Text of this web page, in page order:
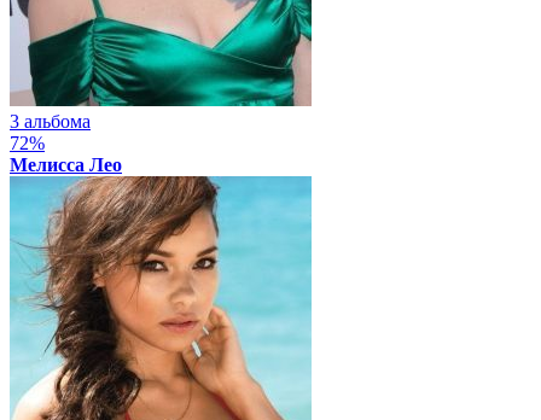
3 альбома
72%
Мелисса Лео